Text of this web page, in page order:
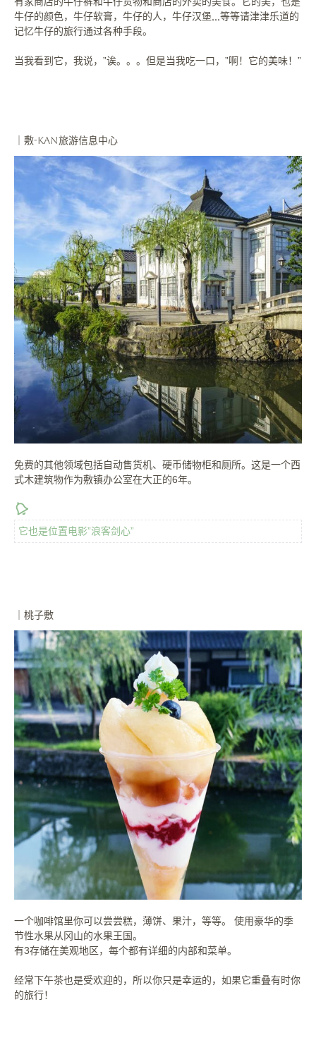
牛仔的颜色，牛仔软膏， 牛仔的人，牛仔汉堡,,,等等请津津乐道的
记忆牛仔的旅行通过各种手段。
当我看到它，我说，”诶。。。但是当我吃一口，”啊！它的美味！”
｜敷-kan旅游信息中心
免费的其他领域包括自动售货机、硬币储物柜和厕所。这是一个西
式木建筑物作为敷镇办公室在大正的6年。
它也是位置电影”浪客剑心”
｜桃子敷
一个咖啡馆里你可以尝尝糕，薄饼、果汁，等等。 使用豪华的季
节性水果从冈山的水果王国。
有3存储在美观地区，每个都有详细的内部和菜单。
经常下午茶也是受欢迎的，所以你只是幸运的，如果它重叠有时你
的旅行！